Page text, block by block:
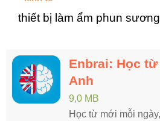
thiết bị làm ẩm phun sương
Enbrai: Học
Anh
9,0 MB
Học từ mới mỗi